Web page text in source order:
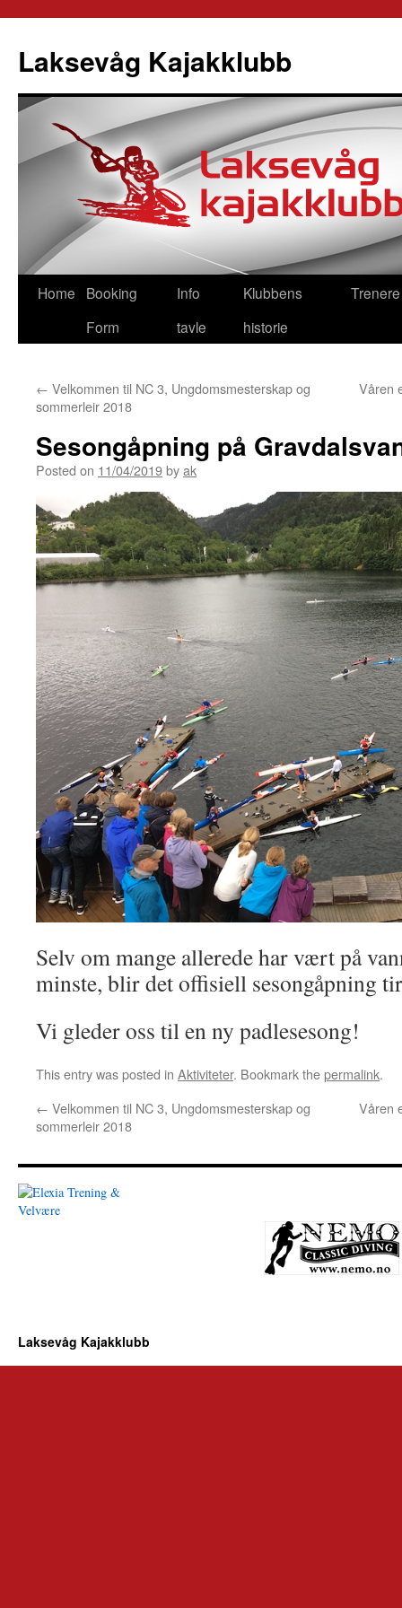
content
Laksevåg Kajakklubb
Home
Booking
Form
Info
tavle
Klubbens
historie
Trenere
← Velkommen til NC 3, Ungdomsmesterskap og
sommerleir 2018
Våren
Sesongåpning på
Posted on 11/04/2019byak
Selv om mange allerede har vært på
minste, blir det offisiell sesongåpning
Vi gleder oss til en ny padlesesong!
This entry was posted in Aktiviteter. Bookmark thepermalink.
← Velkommen til NC 3, Ungdomsmesterskap og
sommerleir 2018
Våren
Laksevåg Kajakklubb